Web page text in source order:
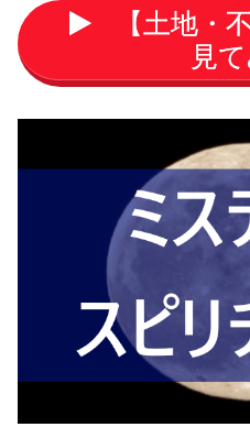
【土地・
見